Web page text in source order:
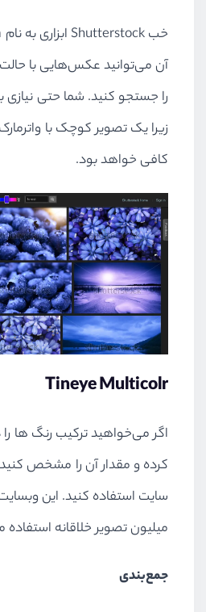
آن می‌توانید عکس‌هایی با
را جستجو کنید. شما حتی نیازی
زیرا یک تصویر کوچک با
کافی خواهد بود.
Tineye Multicolr
اگر می‌خواهید ترکیب رنگ ها
کرده و مقدار آن را مشخص
میلیون تصویر خلاقانه
جمع‌بندی